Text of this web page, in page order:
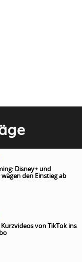
Disney+ und
den Einstieg ab
von TikTok ins